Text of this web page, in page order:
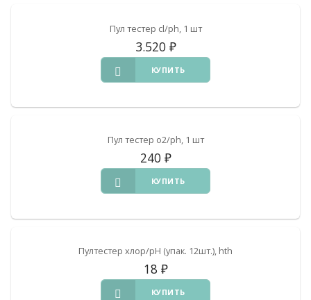
Пул тестер cl/ph, 1 шт
3.520 ₽
КУПИТЬ
Пул тестер o2/ph, 1 шт
240 ₽
КУПИТЬ
Пултестер хлор/pH (упак. 12шт.), hth
18 ₽
КУПИТЬ